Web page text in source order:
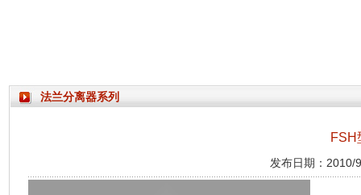
法兰分离器系列
FSH
发布日期：